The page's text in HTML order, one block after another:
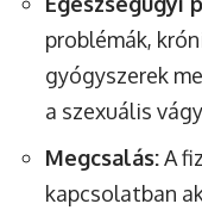
problémák,
gyógyszerek
a szexuális
Megcsalás:A
kapcsolatban